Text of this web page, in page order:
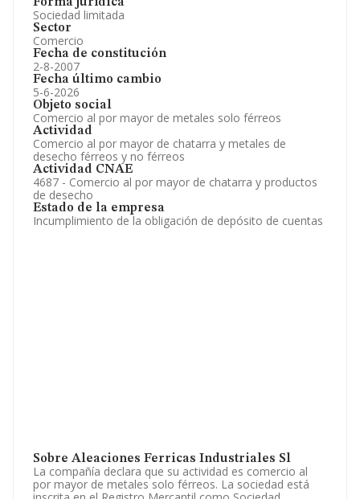
Sociedad limitada
Sector
Comercio
Fecha de constitución
2-8-2007
Fecha último cambio
5-6-2026
Objeto social
Comercio al por mayor de metales solo férreos
Actividad
Comercio al por mayor de chatarra y metales de
desecho férreos y no férreos
Actividad CNAE
4687 - Comercio al por mayor de chatarra y productos
de desecho
Estado de la empresa
Incumplimiento de la obligación de depósito de cuentas
Sobre Aleaciones Ferricas Industriales Sl
La compañía declara que su actividad es comercio al
por mayor de metales solo férreos. La sociedad está